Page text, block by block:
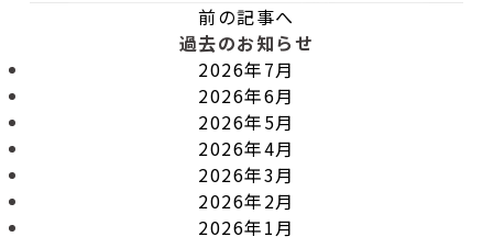
前の記事へ
過去のお知らせ
2026年7月
2026年6月
2026年5月
2026年4月
2026年3月
2026年2月
2026年1月